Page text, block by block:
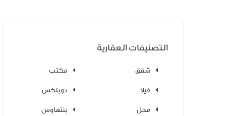
التصنيفات العقارية
شقق
فيلا
محل
مكتب
دوبلكس
بنتهاوس